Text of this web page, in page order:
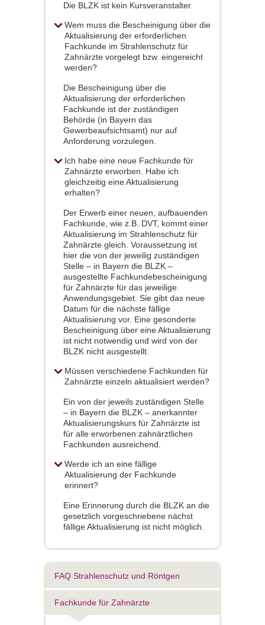
Die BLZK ist kein Kursveranstalter.
Wem muss die Bescheinigung über die
Aktualisierung der erforderlichen
Fachkunde im Strahlenschutz für
Zahnärzte vorgelegt bzw. eingereicht
werden?
Die Bescheinigung über die
Aktualisierung der erforderlichen
Fachkunde ist der zuständigen
Behörde (in Bayern das
Gewerbeaufsichtsamt) nur auf
Anforderung vorzulegen.
Ich habe eine neue Fachkunde für
Zahnärzte erworben. Habe ich
gleichzeitig eine Aktualisierung
erhalten?
Der Erwerb einer neuen, aufbauenden
Fachkunde, wie z.B. DVT, kommt einer
Aktualisierung im Strahlenschutz für
Zahnärzte gleich. Voraussetzung ist
hier die von der jeweilig zuständigen
Stelle – in Bayern die BLZK –
ausgestellte Fachkundebescheinigung
für Zahnärzte für das jeweilige
Anwendungsgebiet. Sie gibt das neue
Datum für die nächste fällige
Aktualisierung vor. Eine gesonderte
Bescheinigung über eine Aktualisierung
ist nicht notwendig und wird von der
BLZK nicht ausgestellt.
Müssen verschiedene Fachkunden für
Zahnärzte einzeln aktualisiert werden?
Ein von der jeweils zuständigen Stelle
– in Bayern die BLZK – anerkannter
Aktualisierungskurs für Zahnärzte ist
für alle erworbenen zahnärztlichen
Fachkunden ausreichend.
Werde ich an eine fällige
Aktualisierung der Fachkunde
erinnert?
Eine Erinnerung durch die BLZK an die
gesetzlich vorgeschriebene nächst
fällige Aktualisierung ist nicht möglich.
FAQ Strahlenschutz und Röntgen
Fachkunde für Zahnärzte